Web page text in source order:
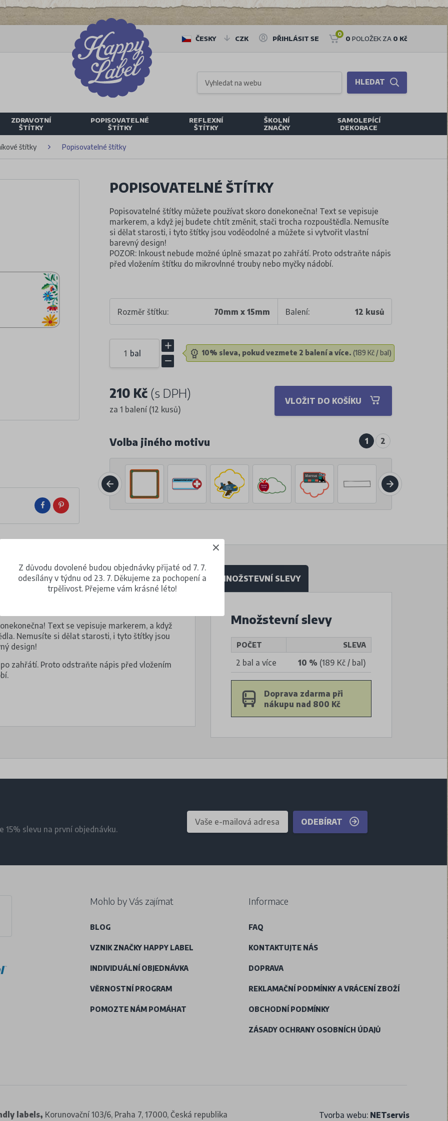
ČESKY CZK PŘIHLÁSIT SE
0
0 POLOŽEK ZA 0 Kč
HLEDAT
ZDRAVOTNÍ
ŠTÍTKY
POPISOVATELNÉ
ŠTÍTKY
REFLEXNÍ
ŠTÍTKY
ŠKOLNÍ
ZNAČKY
SAMOLEPÍCÍ
DEKORACE
štítky Popisovatelné štítky
POPISOVATELNÉ ŠTÍTKY
Popisovatelné štítky můžete používat skoro donekonečna! Text se vepisuje
markerem, a když jej budete chtít změnit, stači trocha rozpouštědla. Nemusíte
si dělat starosti, i tyto štítky jsou voděodolné a můžete si vytvořit vlastní
barevný design!
POZOR: Inkoust nebude možné úplně smazat po zahřátí. Proto odstraňte nápis
před vložením štítku do mikrovlnné trouby nebo myčky nádobí.
Rozměr štítku: 70mm x 15mm Balení: 12 kusů
bal 10% sleva, pokud vezmete 2 balení a více. (189 Kč / bal)
210 Kč (s DPH)
za 1 balení (12 kusů)
VLOŽIT DO KOŠÍKU
Volba jiného motivu 1 2
Text se vepisuje markerem, a když
Nemusíte si dělat starosti, i tyto štítky jsou
design!
zahřátí. Proto odstraňte nápis před vložením
MNOŽSTEVNÍ SLEVY
Množstevní slevy
POČET SLEVA
2 bal a více 10 % (189 Kč / bal)
Doprava zdarma při
nákupu nad 800 Kč
slevu na první objednávku.
ODEBÍRAT
Mohlo by Vás zajímat
BLOG
VZNIK ZNAČKY HAPPY LABEL
INDIVIDUÁLNÍ OBJEDNÁVKA
VĚRNOSTNÍ PROGRAM
POMOZTE NÁM POMÁHAT
Informace
FAQ
KONTAKTUJTE NÁS
DOPRAVA
REKLAMAČNÍ PODMÍNKY A VRÁCENÍ ZBOŽÍ
OBCHODNÍ PODMÍNKY
ZÁSADY OCHRANY OSOBNÍCH ÚDAJŮ
labels, Korunovační 103/6, Praha 7, 17000, Česká republika Tvorba webu: NETservis
Z důvodu dovolené budou objednávky přijaté od 7. 7.
odesílány v týdnu od 23. 7. Děkujeme za pochopení a
trpělivost. Přejeme vám krásné léto!